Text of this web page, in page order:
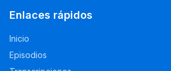
Enlaces rápidos
Inicio
Episodios